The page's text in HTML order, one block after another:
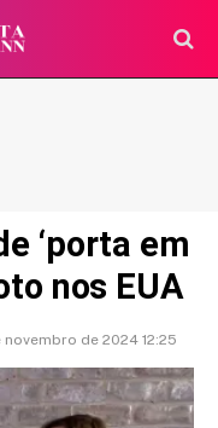
‘porta em
nos EUA
novembro de 2024 12:25